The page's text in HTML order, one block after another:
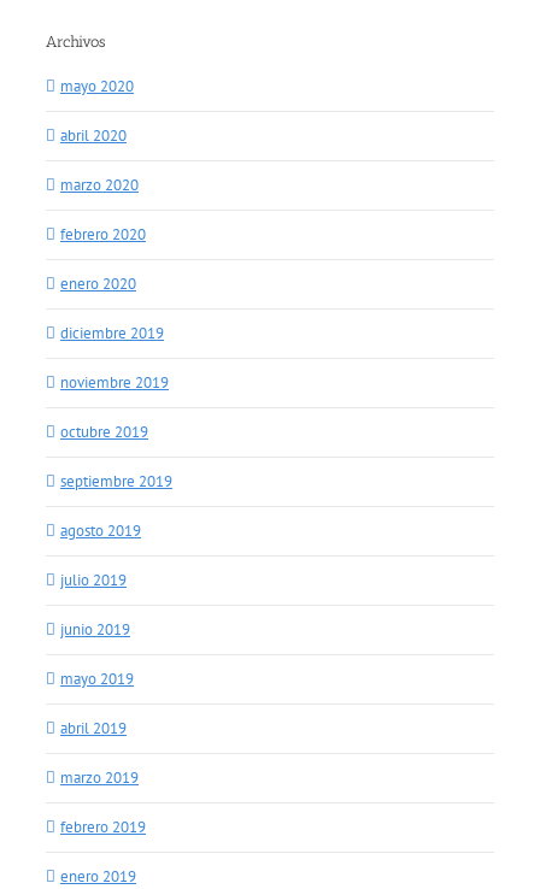
Archivos
mayo 2020
abril 2020
marzo 2020
febrero 2020
enero 2020
diciembre 2019
noviembre 2019
octubre 2019
septiembre 2019
agosto 2019
julio 2019
junio 2019
mayo 2019
abril 2019
marzo 2019
febrero 2019
enero 2019